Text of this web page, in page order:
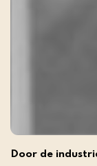
Door de